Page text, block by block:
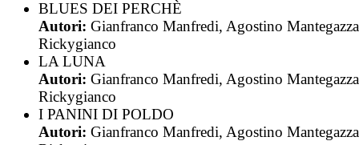
BLUES DEI PERCHÈ
Autori: Gianfranco Manfredi, Agostino
Rickygianco
LA LUNA
Autori: Gianfranco Manfredi, Agostino
Rickygianco
I PANINI DI POLDO
Autori: Gianfranco Manfredi, Agostino